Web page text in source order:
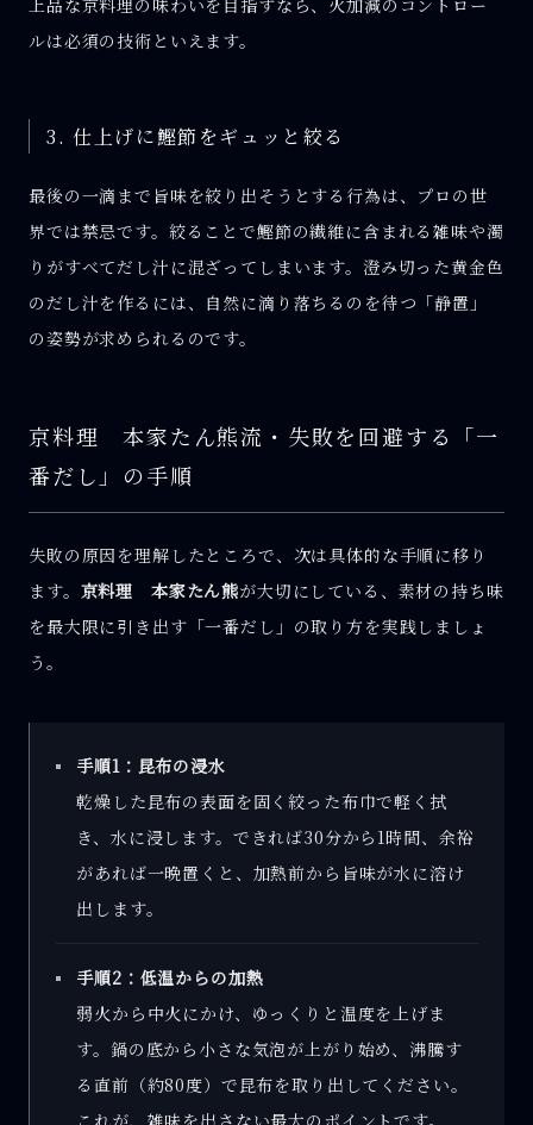
ルは必須の技術といえます。
3. 仕上げに鰹節をギュッと絞る
最後の一滴まで旨味を絞り出そうとする行為は、プロの世
界では禁忌です。絞ることで鰹節の繊維に含まれる雑味や濁
りがすべてだし汁に混ざってしまいます。澄み切った黄金色
のだし汁を作るには、自然に滴り落ちるのを待つ「静置」
の姿勢が求められるのです。
京料理 本家たん熊流・失敗を回避する「一
番だし」の手順
失敗の原因を理解したところで、次は具体的な手順に移り
ます。 京料理 本家たん熊が大切にしている、素材の持ち味
を最大限に引き出す「一番だし」の取り方を実践しましょ
う。
手順1：昆布の浸水
乾燥した昆布の表面を固く絞った布巾で軽く拭
き、水に浸します。できれば30分から1時間、余裕
があれば一晩置くと、加熱前から旨味が水に溶け
出します。
手順2：低温からの加熱
弱火から中火にかけ、ゆっくりと温度を上げま
す。鍋の底から小さな気泡が上がり始め、沸騰す
る直前（約80度）で昆布を取り出してください。